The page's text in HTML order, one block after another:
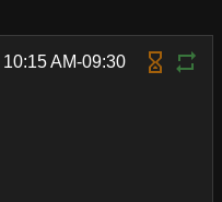
AM-09:30